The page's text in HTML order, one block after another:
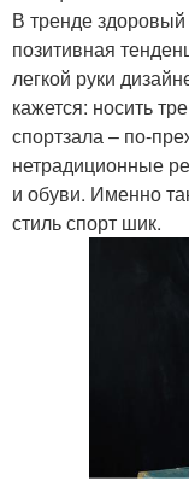
В тренде
позитивная
легкой руки
кажется: носить
спортзала – по-
нетрадиционные
и обуви. Именно
стиль спорт шик.